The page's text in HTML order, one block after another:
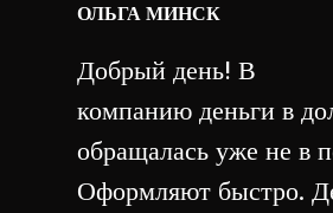
ОЛЬГА МИНСК
Добрый день! В
компанию деньги в
обращалась уже не в
Оформляют быстро.